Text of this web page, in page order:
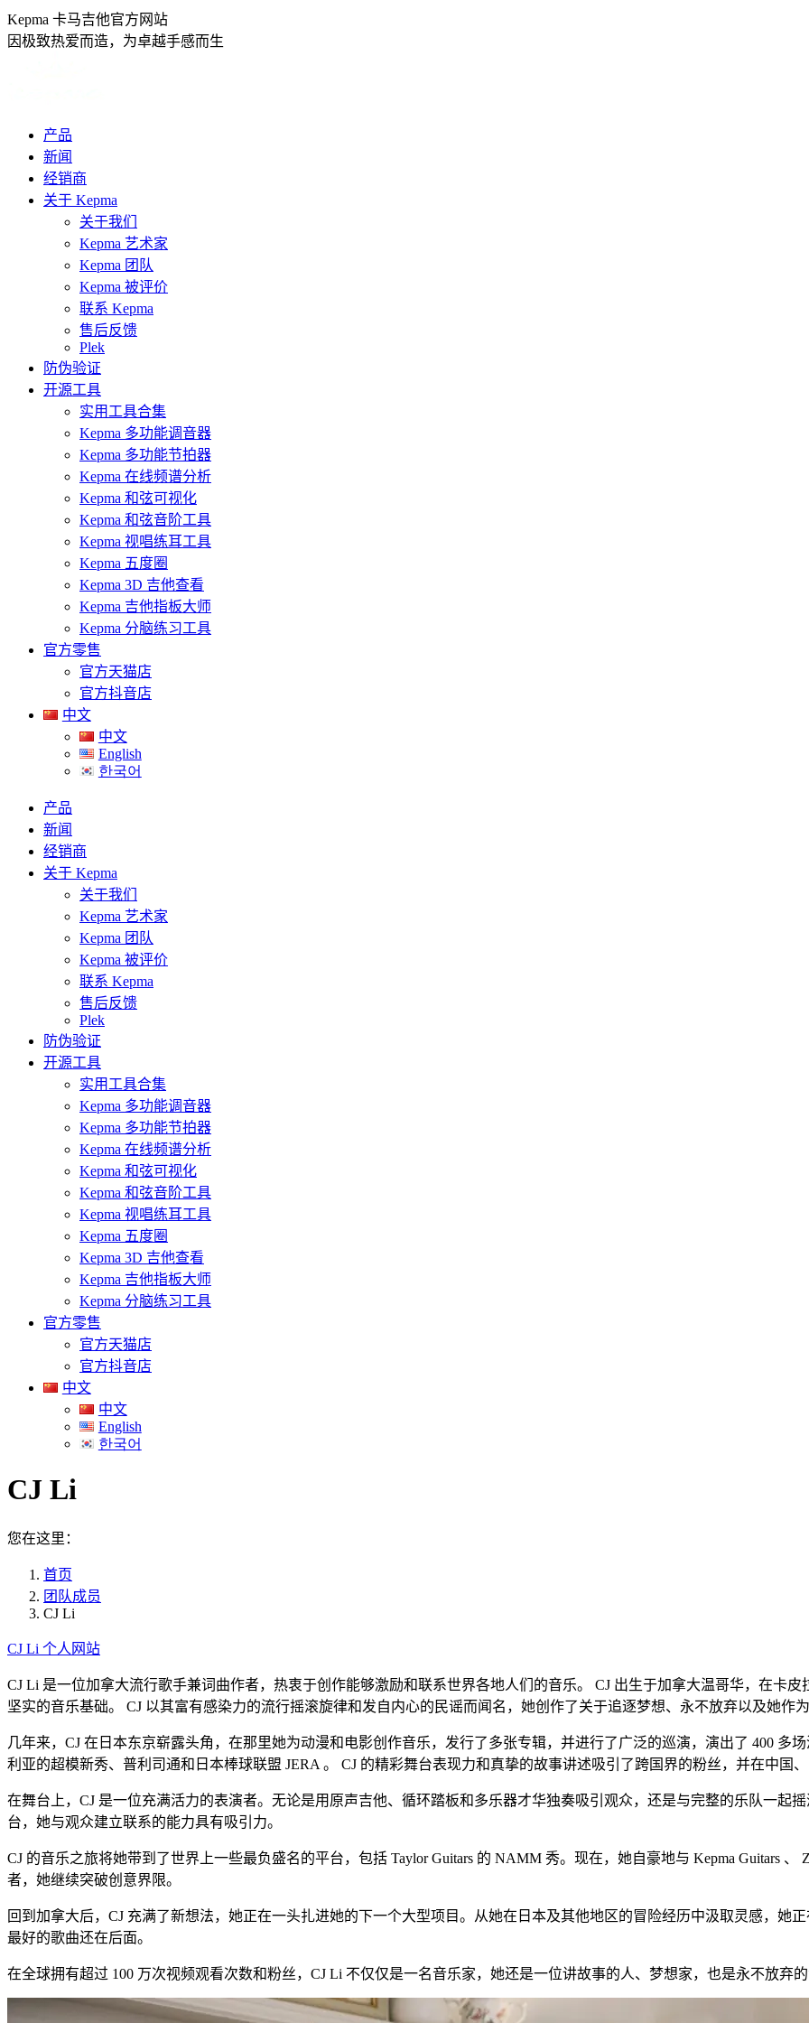
跳
转
Kepma 卡马吉他官方网站
因极致热爱而造，为卓越手感而生
产品
新闻
经销商
关于 Kepma
关于我们
Kepma 艺术家
Kepma 团队
Kepma 被评价
联系 Kepma
售后反馈
Plek
防伪验证
开源工具
实用工具合集
Kepma 多功能调音器
Kepma 多功能节拍器
Kepma 在线频谱分析
Kepma 和弦可视化
Kepma 和弦音阶工具
Kepma 视唱练耳工具
Kepma 五度圈
Kepma 3D 吉他查看
Kepma 吉他指板大师
Kepma 分脑练习工具
官方零售
官方天猫店
官方抖音店
中文
中文
English
한국어
产品
新闻
经销商
关于 Kepma
关于我们
Kepma 艺术家
Kepma 团队
Kepma 被评价
联系 Kepma
售后反馈
Plek
防伪验证
开源工具
实用工具合集
Kepma 多功能调音器
Kepma 多功能节拍器
Kepma 在线频谱分析
Kepma 和弦可视化
Kepma 和弦音阶工具
Kepma 视唱练耳工具
Kepma 五度圈
Kepma 3D 吉他查看
Kepma 吉他指板大师
Kepma 分脑练习工具
官方零售
官方天猫店
官方抖音店
中文
中文
English
한국어
CJ Li
您在这里：
首页
团队成员
CJ Li
CJ Li 个人网站
CJ Li 是一位加拿大流行歌手兼词曲作者，热衷于创作能够激励和联系世界各地人们的音乐。 CJ 出生于加拿大温哥华，在卡
坚实的音乐基础。 CJ 以其富有感染力的流行摇滚旋律和发自内心的民谣而闻名，她创作了关于追逐梦想、永不放弃以及她作
几年来，CJ 在日本东京崭露头角，在那里她为动漫和电影创作音乐，发行了多张专辑，并进行了广泛的巡演，演出了 400 多
利亚的超模新秀、普利司通和日本棒球联盟 JERA 。 CJ 的精彩舞台表现力和真挚的故事讲述吸引了跨国界的粉丝，并在中国
在舞台上，CJ 是一位充满活力的表演者。无论是用原声吉他、循环踏板和多乐器才华独奏吸引观众，还是与完整的乐队一起
台，她与观众建立联系的能力具有吸引力。
CJ 的音乐之旅将她带到了世界上一些最负盛名的平台，包括 Taylor Guitars 的 NAMM 秀。现在，她自豪地与 Kepma Guitars 、
者，她继续突破创意界限。
回到加拿大后，CJ 充满了新想法，她正在一头扎进她的下一个大型项目。从她在日本及其他地区的冒险经历中汲取灵感，
最好的歌曲还在后面。
在全球拥有超过 100 万次视频观看次数和粉丝，CJ Li 不仅仅是一名音乐家，她还是一位讲故事的人、梦想家，也是永不放弃